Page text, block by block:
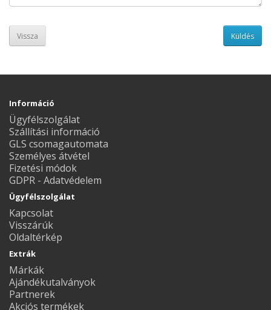
Vissza
Információ
Ügyfélszolgálat
Szállítási információ
GLS csomagautomata
Személyes átvétel
Fizetési módok
GDPR - Adatvédelem
Ügyfélszolgálat
Kapcsolat
Visszárúk
Oldaltérkép
Extrák
Márkák
Ajándékutalványok
Partnerek
Akciós termékek